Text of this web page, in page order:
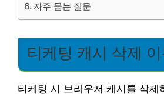
자주 묻는 질문
티케팅 캐시 삭제
티케팅 시 브라우저 캐시를 삭제